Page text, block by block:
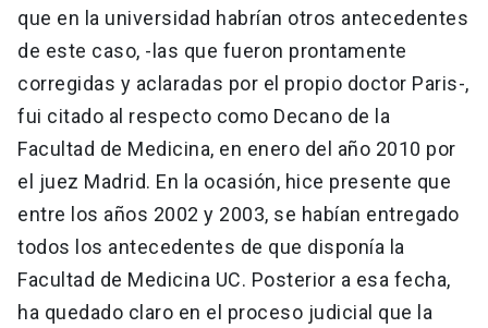
que en la universidad habrían otros antecedentes
de este caso, -las que fueron prontamente
corregidas y aclaradas por el propio doctor Paris-,
fui citado al respecto como Decano de la
Facultad de Medicina, en enero del año 2010 por
el juez Madrid. En la ocasión, hice presente que
entre los años 2002 y 2003, se habían entregado
todos los antecedentes de que disponía la
Facultad de Medicina UC. Posterior a esa fecha,
ha quedado claro en el proceso judicial que la